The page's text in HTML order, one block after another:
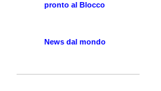
pronto al Blocco
News dal mondo